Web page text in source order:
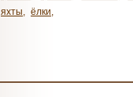
яхты, ёлки,